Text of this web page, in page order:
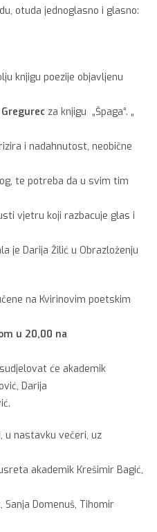
otuda jednoglasno i glasno:
knjigu poezije objavljenu
za knjigu „Špaga“. „
i nadahnutost, neobične
te potreba da u svim tim
vjetru koji razbacuje glas i
je Darija Žilić u Obrazloženju
na Kvirinovim poetskim
u 20,00 na
će akademik
Darija
u nastavku večeri, uz
akademik Krešimir Bagić,
Sanja Domenuš, Tihomir